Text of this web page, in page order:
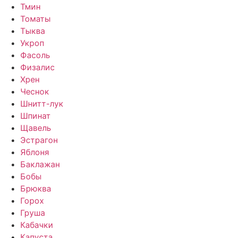
Тмин
Томаты
Тыква
Укроп
Фасоль
Физалис
Хрен
Чеснок
Шнитт-лук
Шпинат
Щавель
Эстрагон
Яблоня
Баклажан
Бобы
Брюква
Горох
Груша
Кабачки